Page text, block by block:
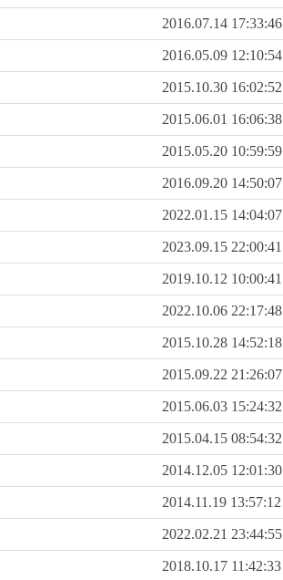
2016.07.14 17:33:46
2016.05.09 12:10:54
2015.10.30 16:02:52
2015.06.01 16:06:38
2015.05.20 10:59:59
2016.09.20 14:50:07
2022.01.15 14:04:07
2023.09.15 22:00:41
2019.10.12 10:00:41
2022.10.06 22:17:48
2015.10.28 14:52:18
2015.09.22 21:26:07
2015.06.03 15:24:32
2015.04.15 08:54:32
2014.12.05 12:01:30
2014.11.19 13:57:12
2022.02.21 23:44:55
2018.10.17 11:42:33